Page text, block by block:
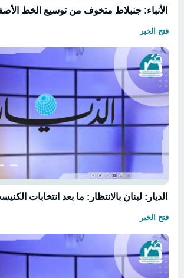
الأنباء: جنبلاط متخوف من توسيع الخط
فتح الخبر
الديار: لبنان بالانتظار: ما بعد انتخابات
فتح الخبر